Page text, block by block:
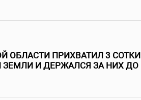
ОБЛАСТИ ПРИХВАТИЛ 3 СОТКИ
ЗЕМЛИ И ДЕРЖАЛСЯ ЗА НИХ ДО